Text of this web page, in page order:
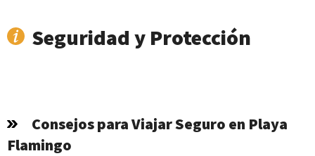
Seguridad y Protección
Consejos para Viajar Seguro en Playa
Flamingo